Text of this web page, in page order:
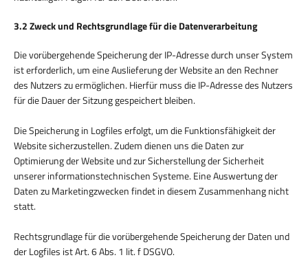
3.2 Zweck und Rechtsgrundlage für die Datenverarbeitung
Die vorübergehende Speicherung der IP-Adresse durch unser System
ist erforderlich, um eine Auslieferung der Website an den Rechner
des Nutzers zu ermöglichen. Hierfür muss die IP-Adresse des Nutzers
für die Dauer der Sitzung gespeichert bleiben.
Die Speicherung in Logfiles erfolgt, um die Funktionsfähigkeit der
Website sicherzustellen. Zudem dienen uns die Daten zur
Optimierung der Website und zur Sicherstellung der Sicherheit
unserer informationstechnischen Systeme. Eine Auswertung der
Daten zu Marketingzwecken findet in diesem Zusammenhang nicht
statt.
Rechtsgrundlage für die vorübergehende Speicherung der Daten und
der Logfiles ist Art. 6 Abs. 1 lit. f DSGVO.